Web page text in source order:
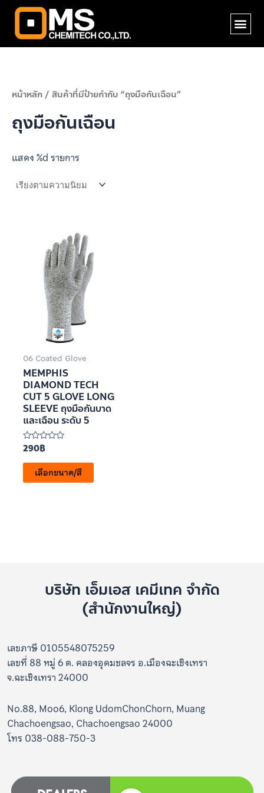
Skip
content
หน้าหลัก/ สินค้าที่มีป้ายกำกับ “ถุงมือกันเฉือน”
ถุงมือกันเฉือน
แสดง %d รายการ
06 Coated Glove
MEMPHIS
DIAMOND TECH
CUT 5 GLOVE LONG
SLEEVE ถุงมือกันบาด
และเฉือน ระดับ 5
ให้
คะแนน
0
ตั้งแต่
5
290฿
เลือกขนาด/สี
บริษัท เอ็มเอส เคมีเทค จำกัด
(สำนักงานใหญ่)
เลขภาษี 0105548075259
เลขที่ 88 หมู่ 6 ต. คลองอุดมชลจร อ.เมืองฉะเชิงเทรา
จ.ฉะเชิงเทรา 24000
No.88, Moo6, Klong UdomChonChorn, Muang
Chachoengsao, Chachoengsao 24000
โทร 038-088-750-3